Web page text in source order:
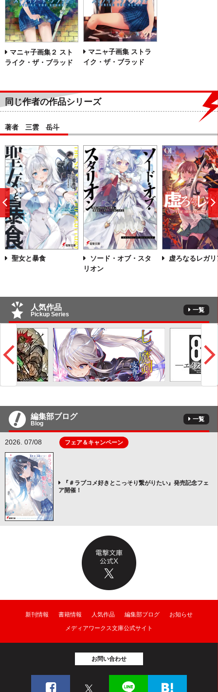
マニャ子画集２ スト
ライク・ザ・ブラッド
マニャ子画集 ストラ
イク・ザ・ブラッド
同じ作者の作品シリーズ
著者 三雲 岳斗
聖女と暴食
ソード・オブ・スタ
リオン
虚ろなるレガリ
前
へ
人気作品
Pickup Series
一覧
編集部ブログ
Blog
一覧
2026. 07/08 フェア＆キャンペーン
『＃ラブコメ好きとこっそり繋がりたい』発売記念フェ
ア開催！
新刊情報 書籍情報 人気作品 編集部ブログ
お知らせ
メディアワークス文庫公式サイト
お問い合わせ